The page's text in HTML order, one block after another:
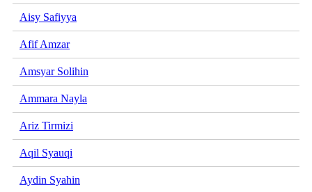
Aisy Safiyya
Afif Amzar
Amsyar Solihin
Ammara Nayla
Ariz Tirmizi
Aqil Syauqi
Aydin Syahin